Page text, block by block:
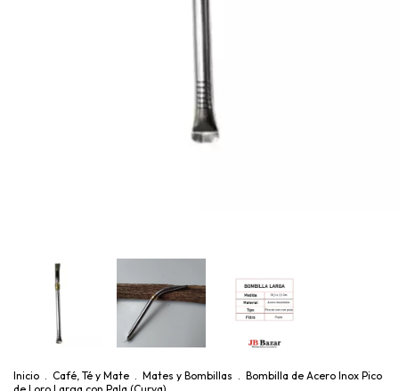
Inicio . Café, Té y Mate . Mates y Bombillas . Bombilla de Acero Inox Pico